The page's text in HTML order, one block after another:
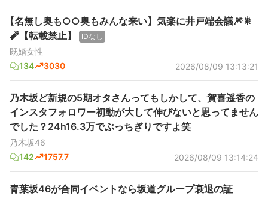
【名無し奥も○○奥もみんな来い】気楽に井戸端会議🎆🎇
🧨【転載禁止】
IDなし
既婚女性
134
3030 2026/08/09 13:13:21
乃木坂ど新規の5期オタさんってもしかして、賀喜遥香の
インスタフォロワー初動が大して伸びないと思ってません
でした？24h16.3万でぶっちぎりですよ笑
乃木坂46
142
1757.7 2026/08/09 13:14:24
青葉坂46が合同イベントなら坂道グループ衰退の証